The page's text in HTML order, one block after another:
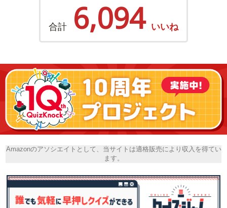
合計 6,094 いいね
Amazonのアソシエイトとして、当サイトは適格販売により収入を得てい
ます。